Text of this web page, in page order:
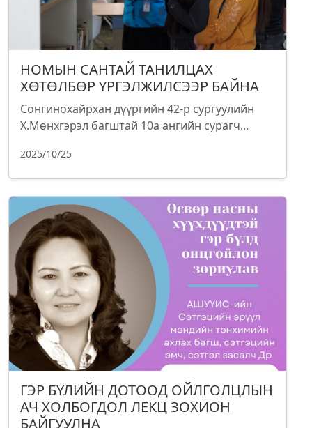
НОМЫН САНТАЙ ТАНИЛЦАХ
ХӨТӨЛБӨР ҮРГЭЛЖИЛСЭЭР БАЙНА
Сонгинохайрхан дүүргийн 42-р сургуулийн
Х.Мөнхгэрэл багштай 10а ангийн сурагч...
2025/10/25
ГЭР БҮЛИЙН ДОТООД ОЙЛГОЛЦЛЫН
АЧ ХОЛБОГДОЛ ЛЕКЦ ЗОХИОН
БАЙГУУЛНА